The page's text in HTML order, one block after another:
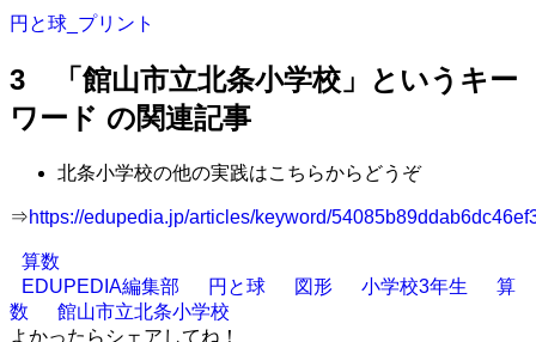
円と球_プリント
3 「館山市立北条小学校」というキー
ワード の関連記事
北条小学校の他の実践はこちらからどうぞ
⇒https://edupedia.jp/articles/keyword/
算数
EDUPEDIA編集部
円と球 図形 小学校3年生
算
数
館山市立北条小学校
よかったらシェアしてね！